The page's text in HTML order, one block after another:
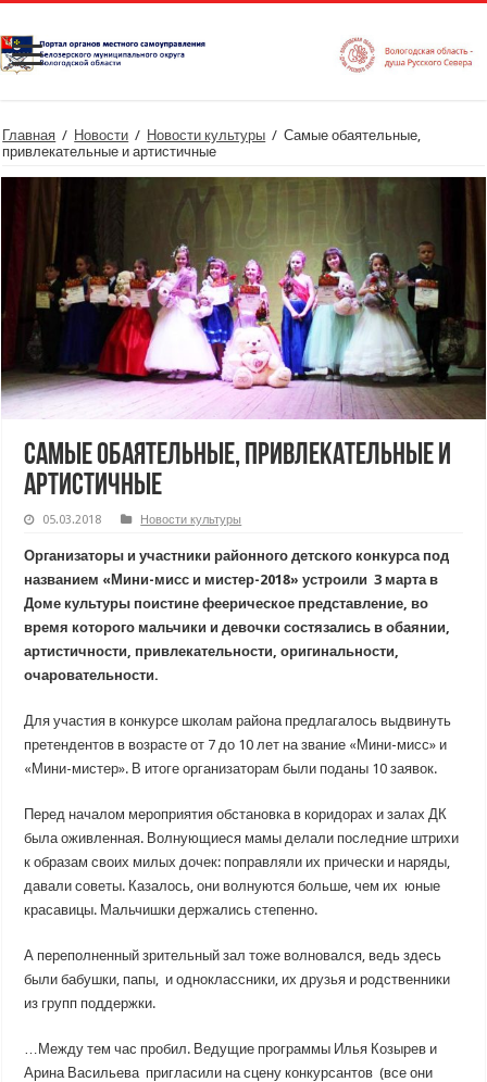
Главная / Новости / Новости культуры / Самые обаятельные,
привлекательные и артистичные
Самые обаятельные, привлекательные и
артистичные
05.03.2018 Новости культуры
Организаторы и участники районного детского конкурса под
названием «Мини-мисс и мистер-2018» устроили 3 марта в
Доме культуры поистине феерическое представление, во
время которого мальчики и девочки состязались в обаянии,
артистичности, привлекательности, оригинальности,
очаровательности.
Для участия в конкурсе школам района предлагалось выдвинуть
претендентов в возрасте от 7 до 10 лет на звание «Мини-мисс» и
«Мини-мистер». В итоге организаторам были поданы 10 заявок.
Перед началом мероприятия обстановка в коридорах и залах ДК
была оживленная. Волнующиеся мамы делали последние штрихи
к образам своих милых дочек: поправляли их прически и наряды,
давали советы. Казалось, они волнуются больше, чем их юные
красавицы. Мальчишки держались степенно.
А переполненный зрительный зал тоже волновался, ведь здесь
были бабушки, папы, и одноклассники, их друзья и родственники
из групп поддержки.
…Между тем час пробил. Ведущие программы Илья Козырев и
Арина Васильева пригласили на сцену конкурсантов (все они